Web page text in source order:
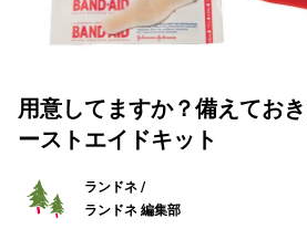
用意してますか？備えてお
ーストエイドキット
ランドネ /
ランドネ 編集部